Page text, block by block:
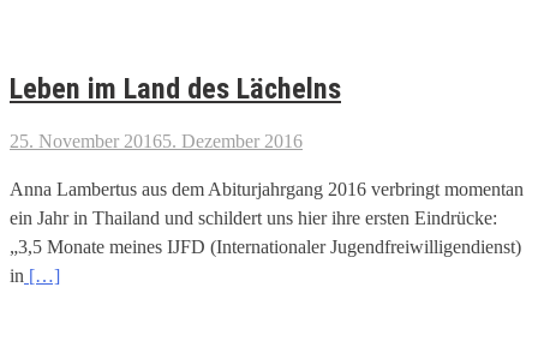
Leben im Land des Lächelns
25. November 20165. Dezember 2016
Anna Lambertus aus dem Abiturjahrgang 2016 verbringt momentan
ein Jahr in Thailand und schildert uns hier ihre ersten Eindrücke:
„3,5 Monate meines IJFD (Internationaler Jugendfreiwilligendienst)
in […]